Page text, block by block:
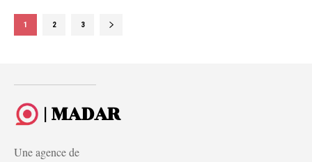
1 2 3
| MADAR
Une agence de